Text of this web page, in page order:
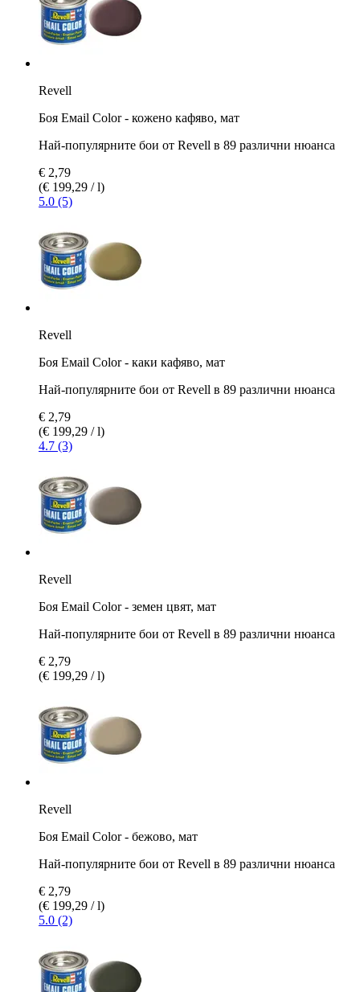
Revell
Боя Емаil Color - кожено кафяво, мат
Най-популярните бои от Revell в 89 различни нюанса
€ 2,79
(€ 199,29 / l)
5.0 (5)
Revell
Боя Емаil Color - каки кафяво, мат
Най-популярните бои от Revell в 89 различни нюанса
€ 2,79
(€ 199,29 / l)
4.7 (3)
Revell
Боя Емаil Color - земен цвят, мат
Най-популярните бои от Revell в 89 различни нюанса
€ 2,79
(€ 199,29 / l)
Revell
Боя Емаil Color - бежовo, мат
Най-популярните бои от Revell в 89 различни нюанса
€ 2,79
(€ 199,29 / l)
5.0 (2)